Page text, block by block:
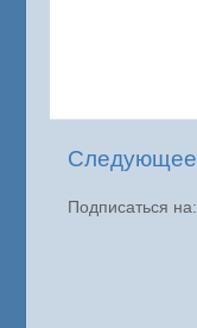
Следующее
Подписаться на: